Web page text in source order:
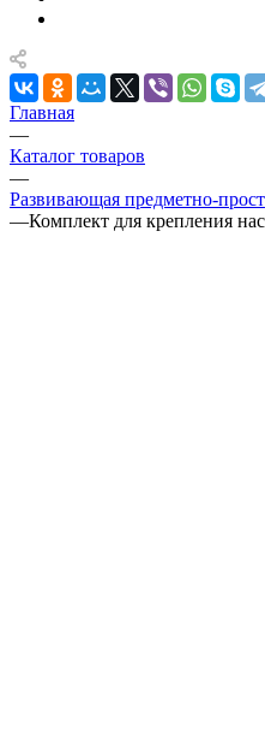
Главная
—
Каталог товаров
—
Развивающая предметно-
—Комплект для крепления